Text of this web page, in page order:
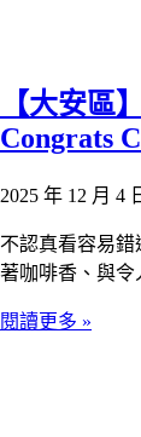
【大安區
Congrats
2025 年 12 月 4
不認真看容易
著咖啡香、與令
閱讀更多 »